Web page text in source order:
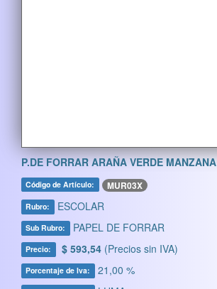
P.DE FORRAR ARAÑA VERDE MANZANA
Código de Artículo: MUR03X
Rubro: ESCOLAR
Sub Rubro: PAPEL DE FORRAR
Precio: $ 593,54 (Precios sin IVA)
Porcentaje de Iva: 21,00 %